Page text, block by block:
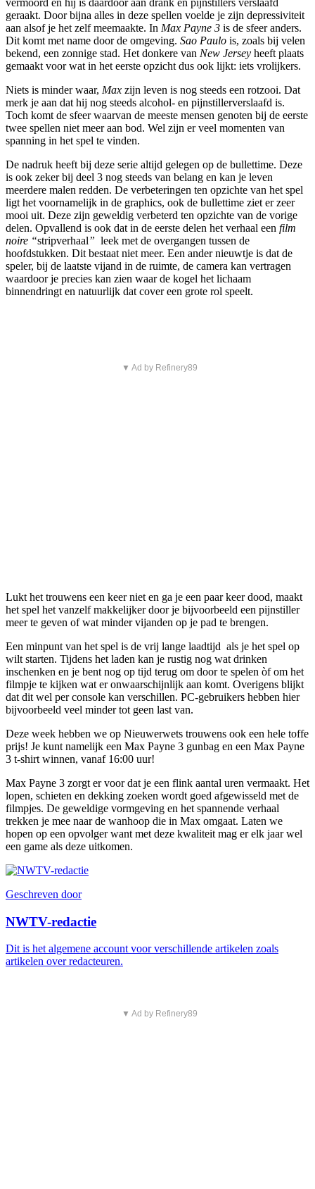
vermoord en hij is daardoor aan drank en pijnstillers verslaafd
geraakt. Door bijna alles in deze spellen voelde je zijn depressiviteit
aan alsof je het zelf meemaakte. In Max Payne 3 is de sfeer anders.
Dit komt met name door de omgeving. Sao Paulo is, zoals bij velen
bekend, een zonnige stad. Het donkere van New Jersey heeft plaats
gemaakt voor wat in het eerste opzicht dus ook lijkt: iets vrolijkers.
Niets is minder waar, Max zijn leven is nog steeds een rotzooi. Dat
merk je aan dat hij nog steeds alcohol- en pijnstillerverslaafd is.
Toch komt de sfeer waarvan de meeste mensen genoten bij de eerste
twee spellen niet meer aan bod. Wel zijn er veel momenten van
spanning in het spel te vinden.
De nadruk heeft bij deze serie altijd gelegen op de bullettime. Deze
is ook zeker bij deel 3 nog steeds van belang en kan je leven
meerdere malen redden. De verbeteringen ten opzichte van het spel
ligt het voornamelijk in de graphics, ook de bullettime ziet er zeer
mooi uit. Deze zijn geweldig verbeterd ten opzichte van de vorige
delen. Opvallend is ook dat in de eerste delen het verhaal een film
noire “stripverhaal” leek met de overgangen tussen de
hoofdstukken. Dit bestaat niet meer. Een ander nieuwtje is dat de
speler, bij de laatste vijand in de ruimte, de camera kan vertragen
waardoor je precies kan zien waar de kogel het lichaam
binnendringt en natuurlijk dat cover een grote rol speelt.
▼ Ad by Refinery89
Lukt het trouwens een keer niet en ga je een paar keer dood, maakt
het spel het vanzelf makkelijker door je bijvoorbeeld een pijnstiller
meer te geven of wat minder vijanden op je pad te brengen.
Een minpunt van het spel is de vrij lange laadtijd als je het spel op
wilt starten. Tijdens het laden kan je rustig nog wat drinken
inschenken en je bent nog op tijd terug om door te spelen òf om het
filmpje te kijken wat er onwaarschijnlijk aan komt. Overigens blijkt
dat dit wel per console kan verschillen. PC-gebruikers hebben hier
bijvoorbeeld veel minder tot geen last van.
Deze week hebben we op Nieuwerwets trouwens ook een hele toffe
prijs! Je kunt namelijk een Max Payne 3 gunbag en een Max Payne
3 t-shirt winnen, vanaf 16:00 uur!
Max Payne 3 zorgt er voor dat je een flink aantal uren vermaakt. Het
lopen, schieten en dekking zoeken wordt goed afgewisseld met de
filmpjes. De geweldige vormgeving en het spannende verhaal
trekken je mee naar de wanhoop die in Max omgaat. Laten we
hopen op een opvolger want met deze kwaliteit mag er elk jaar wel
een game als deze uitkomen.
Geschreven door
NWTV-redactie
Dit is het algemene account voor verschillende artikelen zoals
artikelen over redacteuren.
▼ Ad by Refinery89